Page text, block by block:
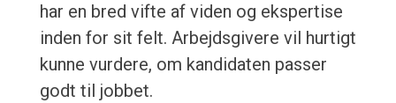
har en bred vifte af viden og ekspertise
inden for sit felt. Arbejdsgivere vil hurtigt
kunne vurdere, om kandidaten passer
godt til jobbet.